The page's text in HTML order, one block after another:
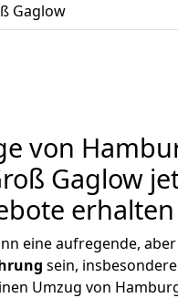
Gaglow
von
Gaglow
erhalten
eine aufregende,
sein,
Umzug von